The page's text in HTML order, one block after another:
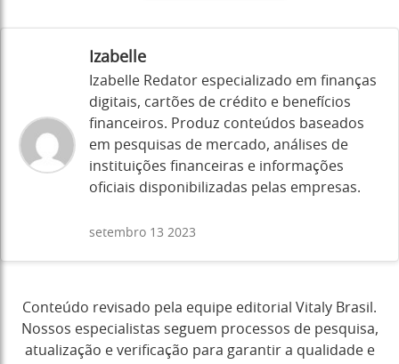
Izabelle
Izabelle Redator especializado em finanças
digitais, cartões de crédito e benefícios
financeiros. Produz conteúdos baseados
em pesquisas de mercado, análises de
instituições financeiras e informações
oficiais disponibilizadas pelas empresas.
setembro 13 2023
Conteúdo revisado pela equipe editorial Vitaly Brasil.
Nossos especialistas seguem processos de pesquisa,
atualização e verificação para garantir a qualidade e